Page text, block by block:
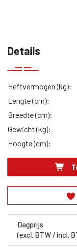
Details
Heftvermogen (kg):
Lengte (cm):
Breedte (cm):
Gewicht (kg):
Hoogte (cm):
Dagprijs
(excl. BTW / incl.